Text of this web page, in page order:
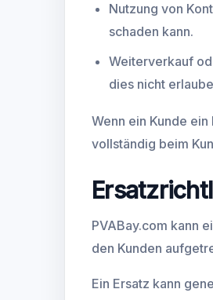
Nutzung von
schaden kann.
Weiterverkauf
dies nicht
Wenn ein Kunde
vollständig beim
PVABay.com kann
den Kunden
Ein Ersatz kann